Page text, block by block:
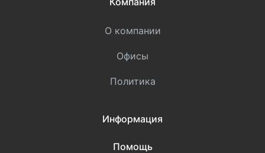
О компании
Офисы
Политика
Информация
Помощь